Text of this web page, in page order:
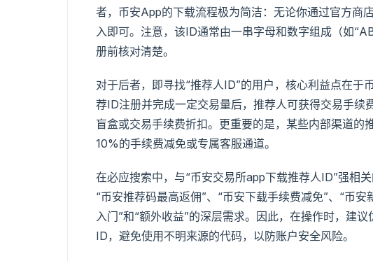
者，币安App的下载流程极为简洁：无论你通过官方商
入即可。注意，该ID通常由一串字母和数字组成（如
册前核对清楚。
对于后者，即寻找“推荐人ID”的用户，核心利益点在于
荐ID注册并完成一定交易量后，推荐人可获得交易手
盲盒或交易手续费折扣。更重要的是，某些内部渠道的
10%的手续费减免或专属客服通道。
在必应搜索中，与“币安交易所app下载推荐人ID”强相
“币安推荐码最高返佣”、“币安下载手续费减免”、“币
入门”和“额外收益”的深层需求。因此，在操作时，建
ID，避免使用不明来源的代码，以防账户安全风险。